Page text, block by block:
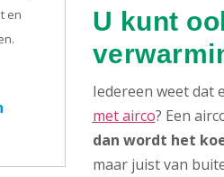
en
U kunt
Iedereen weet dat
met airco? Een
dan wordt het
maar juist van